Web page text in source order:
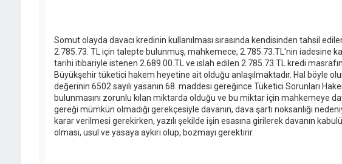
Somut olayda davacı kredinin kullanılması sırasında kendisinden tahsil
2.785.73. TL için talepte bulunmuş, mahkemece, 2.785.73.TL'nin iadesine
tarihi itibariyle istenen 2.689.00.TL ve ıslah edilen 2.785.73.TL kredi
Büyükşehir tüketici hakem heyetine ait olduğu anlaşılmaktadır. Hal böyle
değerinin 6502 sayılı yasanın 68. maddesi gereğince Tüketici Sorunları
bulunmasını zorunlu kılan miktarda olduğu ve bu miktar için mahkemeye
gereği mümkün olmadığı gerekçesiyle davanın, dava şartı noksanlığı
karar verilmesi gerekirken, yazılı şekilde işin esasına girilerek davanın
olması, usul ve yasaya aykırı olup, bozmayı gerektirir.